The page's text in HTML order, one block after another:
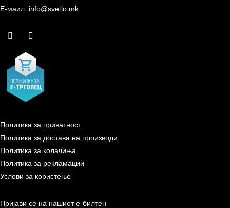
Е-маил: info@svetlo.mk
Политика за приватност
Политика за достава на производи
Политика за колачиња
Политика за рекламации
Услови за користење
Пријави се на нашиот е-билтен